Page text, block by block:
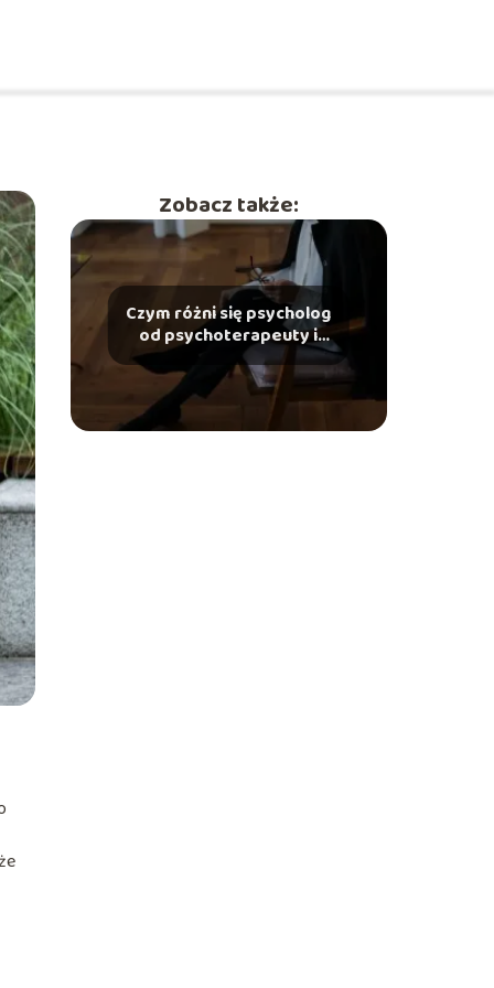
Zobacz także:
Czym różni się psycholog
od psychoterapeuty i
kogo wybrać w danej
sytuacji?